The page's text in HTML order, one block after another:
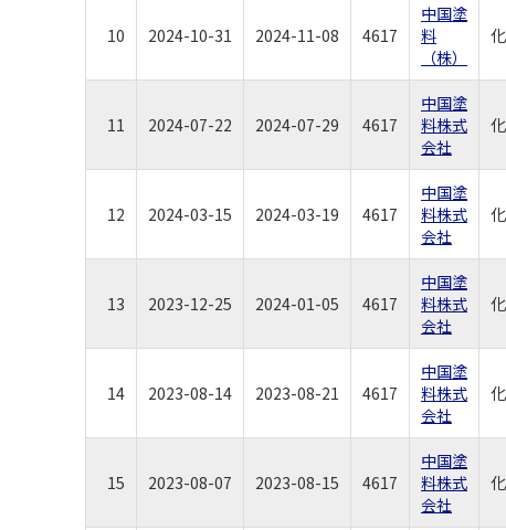
10 2024-10-31 2024-11-08 4617
中国塗
料
（株）
11 2024-07-22 2024-07-29 4617
中国塗
料株式
会社
12 2024-03-15 2024-03-19 4617
中国塗
料株式
会社
13 2023-12-25 2024-01-05 4617
中国塗
料株式
会社
14 2023-08-14 2023-08-21 4617
中国塗
料株式
会社
15 2023-08-07 2023-08-15 4617
中国塗
料株式
会社